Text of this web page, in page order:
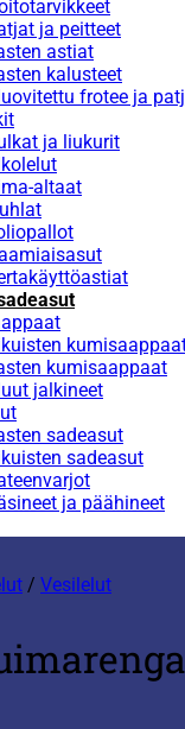
ja peitteet
astiat
kalusteet
frotee ja
ja liukurit
altaat
kumisaappaat
jalkineet
sadeasut
sadeasut
ja päähineet
/ Vesilelut